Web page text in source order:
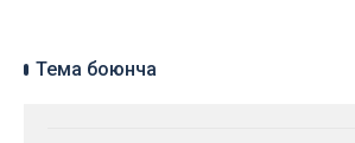
Тема боюнча